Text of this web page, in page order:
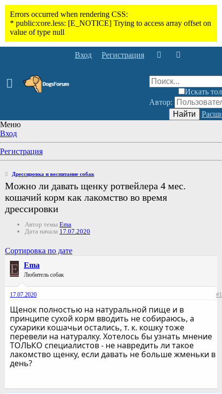
Вход Регистрация
Искать
Автор:
Найти
Меню
Вход
Регистрация
Дрессировка и воспитание собак
Можно ли давать щенку ротвейлера 4 мес.
кошачий корм как лакомство во время
дрессировки
Автор темы Ema
Дата начала 17.07.2020
Сортировка по дате
E Ema
Любитель собак
17.07.2020 #1
Щенок полностью на натуральной пище и в
принципе сухой корм вводить не собираюсь, а
сухарики кошачьи остались, т. к. кошку тоже
перевели на натуралку. Хотелось бы узнать мнение
ТОЛЬКО специалистов - не навредить ли такое
лакомство щенку, если давать не больше жменьки в
день?